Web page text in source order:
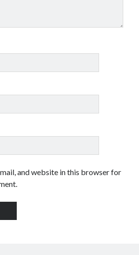
and website in this browser for